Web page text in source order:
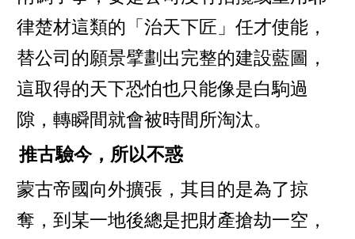
律楚材這類的「治天下匠」任才使能，
替公司的願景擘劃出完整的建設藍圖，
這取得的天下恐怕也只能像是白駒過
隙，轉瞬間就會被時間所淘汰。
推古驗今，所以不惑
蒙古帝國向外擴張，其目的是為了掠
奪，到某一地後總是把財產搶劫一空，